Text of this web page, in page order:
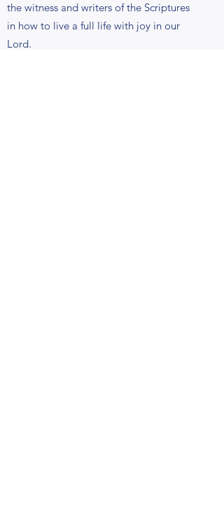
the witness and writers of the Scriptures
in how to live a full life with joy in our
Lord.